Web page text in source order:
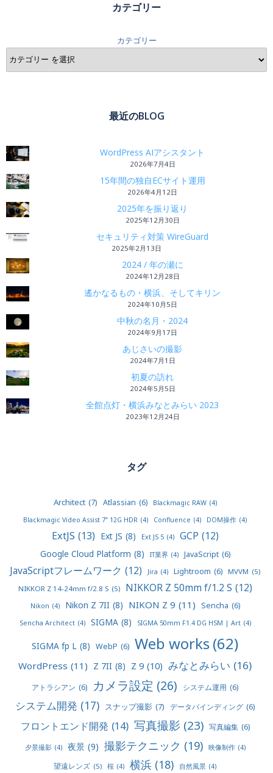
カテゴリー
カテゴリー
最近のBLOG
WordPress AIアシスタント
2026年7月4日
15年間の独自ECサイト運用
2026年4月12日
2025年を振り返り
2025年12月30日
セキュリティ対策 WireGuard
2025年2月13日
2024 / 年の瀬に
2024年12月28日
遙かなるもの・横浜、そしてキリン
2024年10月5日
中秋の名月・2024
2024年9月17日
あじさいの撮影
2024年7月1日
初夏の訪れ
2024年5月5日
全館点灯・横浜みなとみらい 2023
2023年12月24日
タグ
Architect (7) Atlassian (6) Blackmagic RAW (4)
Blackmagic Video Assist 7” 12G HDR (4) Confluence (4) DOM操作 (4)
ExtJS (13) Ext JS (8) Ext JS 5 (4) GCP (12)
Google Cloud Platform (8) IT業界 (4) JavaScript (6)
JavaScriptフレームワーク (12) Jira (4) Lightroom (6) MVVM (5)
NIKKOR Z 14-24mm f/2.8 S (5) NIKKOR Z 50mm f/1.2 S (12)
Nikon (4) Nikon Z 7II (8) NIKON Z 9 (11) Sencha (6)
Sencha Architect (4) SIGMA (8) SIGMA 50mm F1.4 DG HSM | Art (4)
SIGMA fp L (8) WebP (6) Web works(62)
WordPress (11) Z 7II (8) Z 9 (10) みなとみらい (16)
アトラシアン (6) カメラ設定 (26) システム運用 (6)
システム開発 (17) スナップ撮影 (7) データバインディング (6)
フロントエンド開発 (14) 写真撮影 (23) 写真編集 (6)
夕景撮影 (4) 夜景 (9) 撮影テクニック (19) 映像制作 (4)
望遠レンズ (5) 桜 (4) 横浜 (18) 自然風景 (4)